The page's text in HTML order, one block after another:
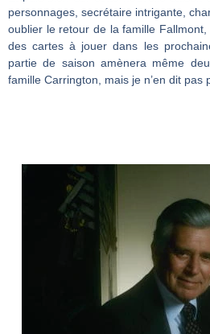
personnages, secrétaire intrigante,
oublier le retour de la famille
des cartes à jouer dans les
partie de saison amènera même
famille Carrington, mais je n’en dit